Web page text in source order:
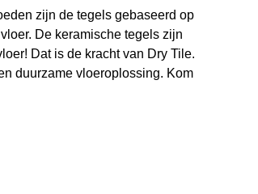
zijn de tegels gebaseerd op
De keramische tegels zijn
Dat is de kracht van Dry Tile.
duurzame vloeroplossing. Kom